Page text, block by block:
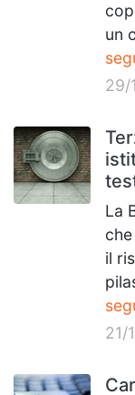
un
29/
La
il
21/